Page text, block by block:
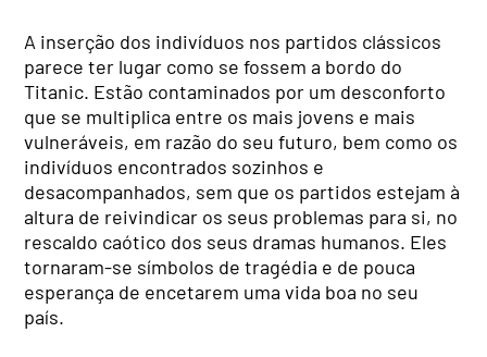
A inserção dos indivíduos nos partidos clássicos
parece ter lugar como se fossem a bordo do
Titanic. Estão contaminados por um desconforto
que se multiplica entre os mais jovens e mais
vulneráveis, em razão do seu futuro, bem como os
indivíduos encontrados sozinhos e
desacompanhados, sem que os partidos estejam à
altura de reivindicar os seus problemas para si, no
rescaldo caótico dos seus dramas humanos. Eles
tornaram-se símbolos de tragédia e de pouca
esperança de encetarem uma vida boa no seu
país.